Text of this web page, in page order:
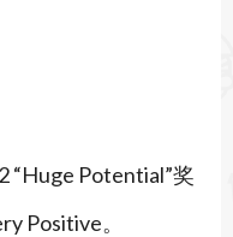
“Huge Potential”奖
Positive。